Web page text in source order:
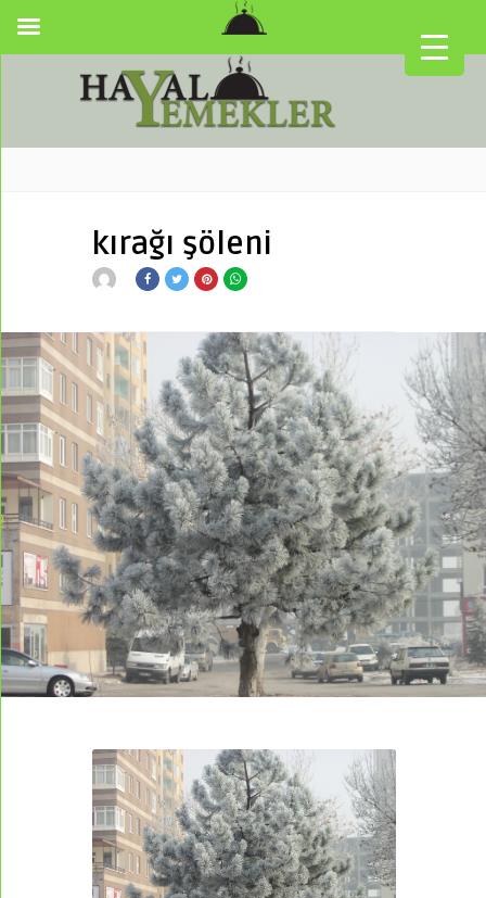
▼
kırağı şöleni